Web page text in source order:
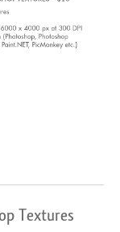
Textures